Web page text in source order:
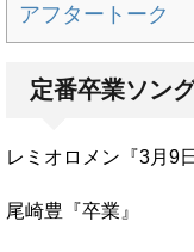
アフタートーク
定番卒業ソン
レミオロメン『3月9日
尾崎豊『卒業』